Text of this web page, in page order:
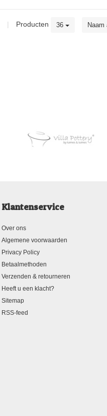
| Producten 36 Naam
Klantenservice
Over ons
Algemene voorwaarden
Privacy Policy
Betaalmethoden
Verzenden & retourneren
Heeft u een klacht?
Sitemap
RSS-feed